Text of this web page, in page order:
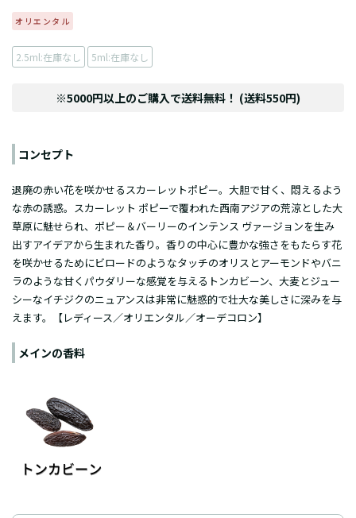
オリエンタル
2.5ml:在庫なし 5ml:在庫なし
※5000円以上のご購入で送料無料！ (送料550円)
コンセプト
退廃の赤い花を咲かせるスカーレットポピー。大胆で甘く、悶えるよう
な赤の誘惑。スカーレット ポピーで覆われた西南アジアの荒涼とした大
草原に魅せられ、ポピー＆バーリーのインテンス ヴァージョンを生み
出すアイデアから生まれた香り。香りの中心に豊かな強さをもたらす花
を咲かせるためにビロードのようなタッチのオリスとアーモンドやバニ
ラのような甘くパウダリーな感覚を与えるトンカビーン、大麦とジュー
シーなイチジクのニュアンスは非常に魅惑的で壮大な美しさに深みを与
えます。【レディース／オリエンタル／オーデコロン】
メインの香料